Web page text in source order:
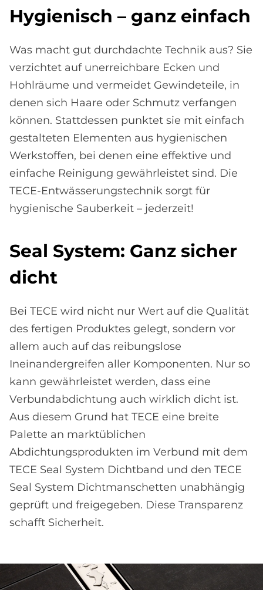
Hy­gie­nisch – ganz ein­fach
Was macht gut durchdachte Technik aus? Sie
verzichtet auf unerreichbare Ecken und
Hohlräume und vermeidet Gewindeteile, in
denen sich Haare oder Schmutz verfangen
können. Stattdessen punktet sie mit einfach
gestalteten Elementen aus hygienischen
Werkstoffen, bei denen eine effektive und
einfache Reinigung gewährleistet sind. Die
TECE-Entwässerungstechnik sorgt für
hygienische Sauberkeit – jederzeit!
Seal Sy­stem: Ganz si­cher
dicht
Bei TECE wird nicht nur Wert auf die Qualität
des fertigen Produktes gelegt, sondern vor
allem auch auf das reibungslose
Ineinandergreifen aller Komponenten. Nur so
kann gewährleistet werden, dass eine
Verbundabdichtung auch wirklich dicht ist.
Aus diesem Grund hat TECE eine breite
Palette an marktüblichen
Abdichtungsprodukten im Verbund mit dem
TECE Seal System Dichtband und den TECE
Seal System Dichtmanschetten unabhängig
geprüft und freigegeben. Diese Transparenz
schafft Sicherheit.